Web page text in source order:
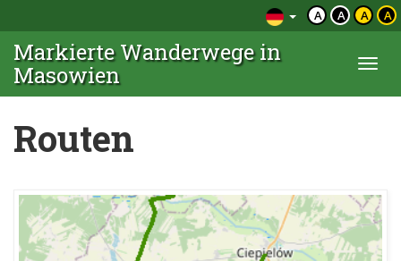
A A A A
Markierte Wanderwege in
Masowien
Routen